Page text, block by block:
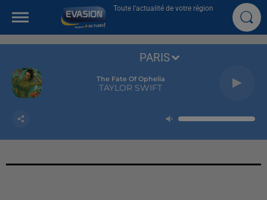
Toute l'actualité de votre région
The Fate Of Ophelia
TAYLOR SWIFT
PARIS